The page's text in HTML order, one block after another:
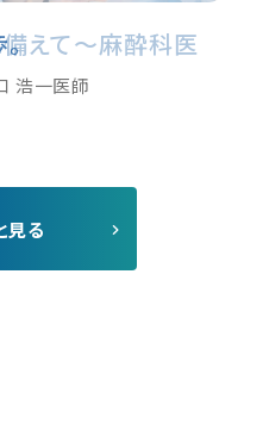
浩一医師
備えて〜麻酔科医
⾒る